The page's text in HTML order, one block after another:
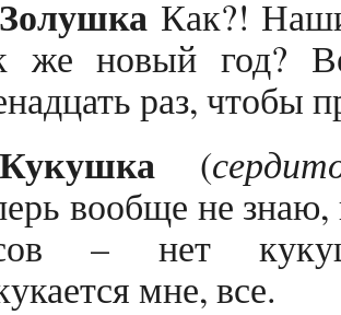
Золушка Как?!
же новый год?
раз, чтобы
Кукушка (
вообще не
– нет
мне, все.